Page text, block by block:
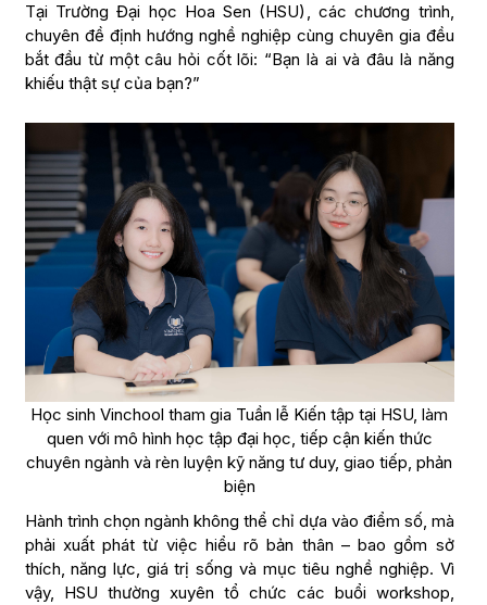
Tại Trường Đại học Hoa Sen (HSU), các chương trình,
chuyên đề định hướng nghề nghiệp cùng chuyên gia đều
bắt đầu từ một câu hỏi cốt lõi: “Bạn là ai và đâu là năng
khiếu thật sự của bạn?”
Học sinh Vinchool tham gia Tuần lễ Kiến tập tại HSU, làm
quen với mô hình học tập đại học, tiếp cận kiến thức
chuyên ngành và rèn luyện kỹ năng tư duy, giao tiếp, phản
biện
Hành trình chọn ngành không thể chỉ dựa vào điểm số, mà
phải xuất phát từ việc hiểu rõ bản thân – bao gồm sở
thích, năng lực, giá trị sống và mục tiêu nghề nghiệp. Vì
vậy, HSU thường xuyên tổ chức các buổi workshop,